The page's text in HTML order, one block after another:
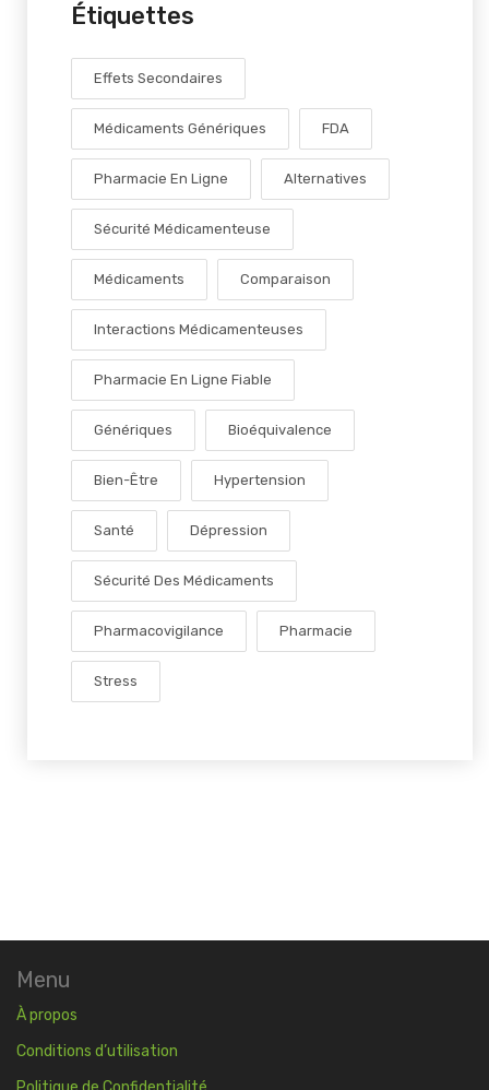
Étiquettes
Effets Secondaires
Médicaments Génériques FDA
Pharmacie En Ligne Alternatives
Sécurité Médicamenteuse
Médicaments Comparaison
Interactions Médicamenteuses
Pharmacie En Ligne Fiable
Génériques Bioéquivalence
Bien-Être Hypertension
Santé Dépression
Sécurité Des Médicaments
Pharmacovigilance Pharmacie
Stress
Menu
À propos
Conditions d’utilisation